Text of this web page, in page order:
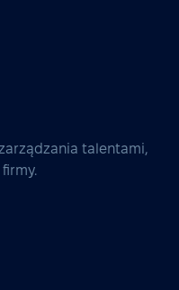
talentami,